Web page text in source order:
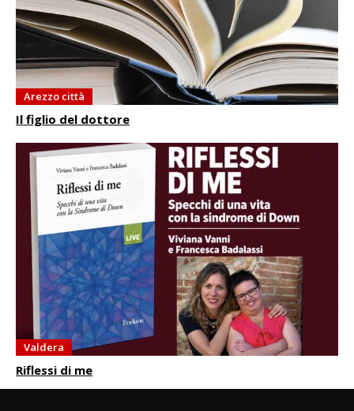
Arezzo città
Il figlio del dottore
Valdera
Riflessi di me